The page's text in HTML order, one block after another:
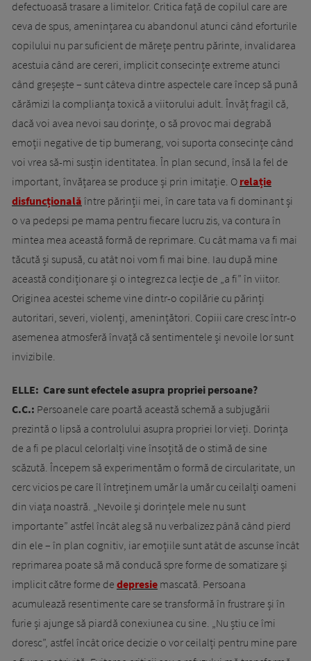
defectuoasă trasare a limitelor. Critica față de copilul care are
ceva de spus, amenințarea cu abandonul atunci când eforturile
copilului nu par suficient de mărețe pentru părinte, invalidarea
acestuia când are cereri, implicit consecințe extreme atunci
când greșește – sunt câteva dintre aspectele care încep să pună
cărămizi la complianța toxică a viitorului adult. Învăț fragil că,
dacă voi avea nevoi sau dorințe, o să provoc mai degrabă
emoții negative de tip bumerang, voi suporta consecințe când
voi vrea să-mi susțin identitatea. În plan secund, însă la fel de
important, învățarea se produce și prin imitație. O relație
disfuncțională între părinții mei, în care tata va fi dominant și
o va pedepsi pe mama pentru fiecare lucru zis, va contura în
mintea mea această formă de reprimare. Cu cât mama va fi mai
tăcută și supusă, cu atât noi vom fi mai bine. Iau după mine
această condiționare și o integrez ca lecție de „a fi” în viitor.
Originea acestei scheme vine dintr-o copilărie cu părinți
autoritari, severi, violenți, amenințători. Copiii care cresc într-o
asemenea atmosferă învață că sentimentele și nevoile lor sunt
invizibile.
ELLE: Care sunt efectele asupra propriei persoane?
C.C.: Persoanele care poartă această schemă a subjugării
prezintă o lipsă a controlului asupra propriei lor vieți. Dorința
de a fi pe placul celorlalți vine însoțită de o stimă de sine
scăzută. Începem să experimentăm o formă de circularitate, un
cerc vicios pe care îl întreținem umăr la umăr cu ceilalți oameni
din viața noastră. „Nevoile și dorințele mele nu sunt
importante” astfel încât aleg să nu verbalizez până când pierd
din ele – în plan cognitiv, iar emoțiile sunt atât de ascunse încât
reprimarea poate să mă conducă spre forme de somatizare și
implicit către forme de depresie mascată. Persoana
acumulează resentimente care se transformă în frustrare și în
furie și ajunge să piardă conexiunea cu sine. „Nu știu ce îmi
doresc”, astfel încât orice decizie o vor ceilalți pentru mine pare